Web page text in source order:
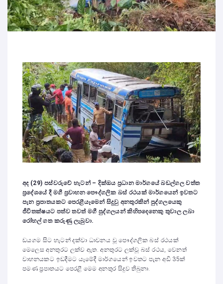
අද (29) පස්වරුවේ හැටන් – දික්ඔය ප්‍රධාන මාර්ගයේ බඩල්ගල වත්ත
ප්‍රදේශයේ දී මගී ප්‍රවාහන පෞද්ගලික බස් රථයක් මාර්ගයෙන් ඉවතට
පැන ප්‍රපාතයකට පෙරළීයෑමෙන් සිදුවු අනතුරකින් පුද්ගලයෙකු
ජීවිතක්ෂයට පත්ව තවත් මගී පුද්ගලයන් කිහිපදෙනෙකු තුවාල ලබා
රෝහල් ගත කරුණු ලැබුවා.
ඩයගම සිට හැටන් දක්වා ධාවනය වූ පෞද්ගලික බස් රථයක්
මෙලෙස අනතුරට ලක්ව ඇත. අනතුරට ලක්වූ බස් රථය, වෙනත්
වාහනයකට ඉඩදීමට යෑමේදී මාර්ගයෙන් ඉවතට පැන අඩි 35ක්
පමණ ප්‍රපාතයට පෙරළී මෙම අනතුර සිදුව තිබුනා.